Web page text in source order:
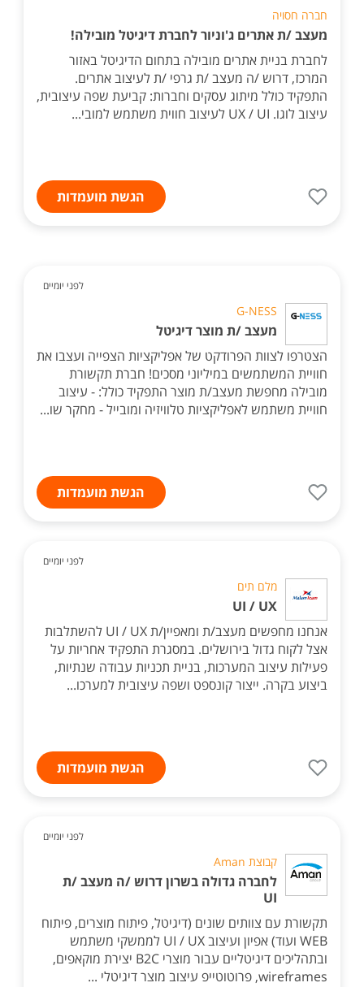
חברה חסויה
מעצב /ת אתרים ג'וניור לחברת דיגיטל מובילה!
לחברת בניית אתרים מובילה בתחום הדיגיטל באזור
המרכז, דרוש /ה מעצב /ת גרפי /ת לעיצוב אתרים.
התפקיד כולל מיתוג עסקים וחברות: קביעת שפה עיצובית,
עיצוב לוגו. UX / UI לעיצוב חווית משתמש למובי...
הגשת מועמדות
לפני יומיים
G-NESS
מעצב /ת מוצר דיגיטל
הצטרפו לצוות הפרודקט של אפליקציות הצפייה ועצבו את
חוויית המשתמשים במיליוני מסכים! חברת תקשורת
מובילה מחפשת מעצב/ת מוצר התפקיד כולל: - עיצוב
חוויית משתמש לאפליקציות טלוויזיה ומובייל - מחקר שו...
הגשת מועמדות
לפני יומיים
מלם תים
UI / UX
אנחנו מחפשים מעצב/ת ומאפיין/ת UI / UX להשתלבות
אצל לקוח גדול בירושלים. במסגרת התפקיד אחריות על
פעילות עיצוב המערכות, בניית תכניות עבודה שנתיות,
ביצוע בקרה. ייצור קונספט ושפה עיצובית למערכו...
הגשת מועמדות
לפני יומיים
קבוצת Aman
לחברה גדולה בשרון דרוש /ה מעצב /ת
UI
תקשורת עם צוותים שונים (דיגיטל, פיתוח מוצרים, פיתוח
WEB ועוד) אפיון ועיצוב UI / UX לממשקי משתמש
ובתהליכים דיגיטליים עבור מוצרי B2C יצירת מוקאפים,
wireframes, פרוטוטייפ עיצוב מוצר דיגיטלי ...